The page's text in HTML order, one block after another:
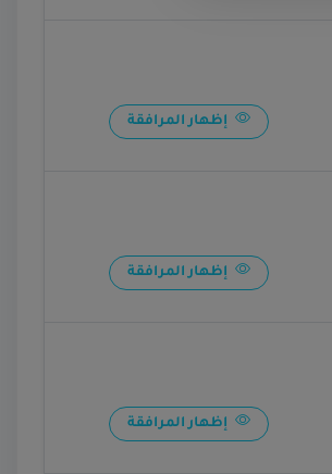
إظهار المرافقة
إظهار المرافقة
إظهار المرافقة